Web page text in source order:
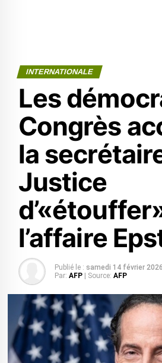
INTERNATIONALE
Les
Congrès
la
Justice
l’affaire
Publié le : samedi 14 février 2026
Par: AFP | Source: AFP